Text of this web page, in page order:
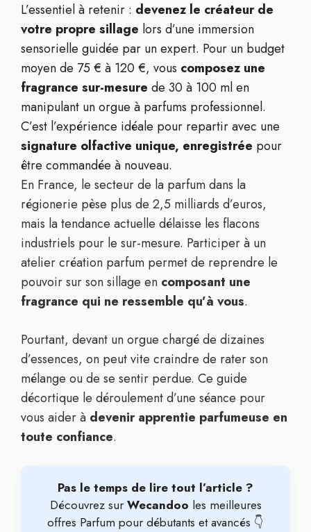
L’essentiel à retenir : devenez le créateur de
votre propre sillage lors d’une immersion
sensorielle guidée par un expert. Pour un budget
moyen de 75 € à 120 €, vous composez une
fragrance sur-mesure de 30 à 100 ml en
manipulant un orgue à parfums professionnel.
C’est l’expérience idéale pour repartir avec une
signature olfactive unique, enregistrée pour
être commandée à nouveau.
En France, le secteur de la parfum dans la
régionerie pèse plus de 2,5 milliards d’euros,
mais la tendance actuelle délaisse les flacons
industriels pour le sur-mesure. Participer à un
atelier création parfum permet de reprendre le
pouvoir sur son sillage en composant une
fragrance qui ne ressemble qu’à vous.
Pourtant, devant un orgue chargé de dizaines
d’essences, on peut vite craindre de rater son
mélange ou de se sentir perdue. Ce guide
décortique le déroulement d’une séance pour
vous aider à devenir apprentie parfumeuse en
toute confiance.
Pas le temps de lire tout l’article ?
Découvrez sur Wecandoo les meilleures
offres Parfum pour débutants et avancés 👇